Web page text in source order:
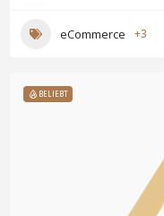
eCommerce +3
BELIEBT